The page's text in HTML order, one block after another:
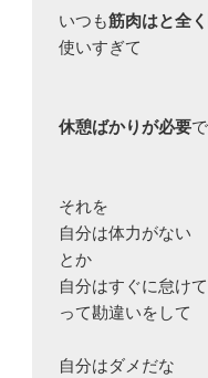
いつも筋肉はと全
使いすぎて
休憩ばかりが必要
それを
自分は体力がない
とか
自分はすぐに怠け
って勘違いをして
自分はダメだな